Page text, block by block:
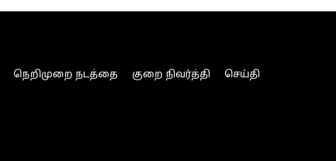
நெறிமுறை நடத்தை குறை நிவர்த்தி
செய்தி